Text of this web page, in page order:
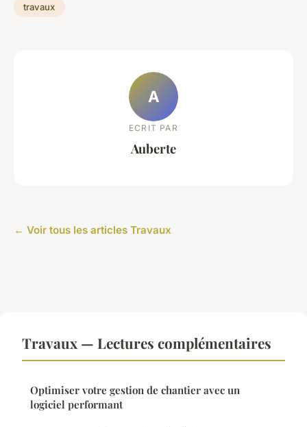
travaux
A
ECRIT PAR
Auberte
← Voir tous les articles Travaux
Travaux — Lectures complémentaires
Optimiser votre gestion de chantier avec un
logiciel performant